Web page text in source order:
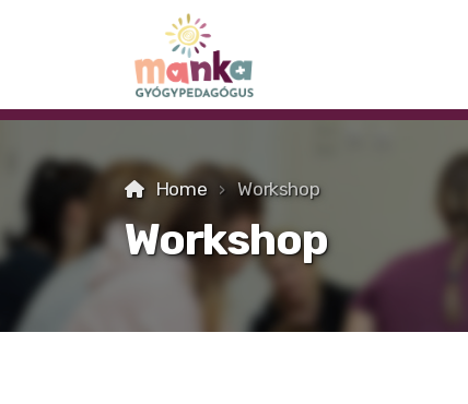
Home Workshop
Workshop